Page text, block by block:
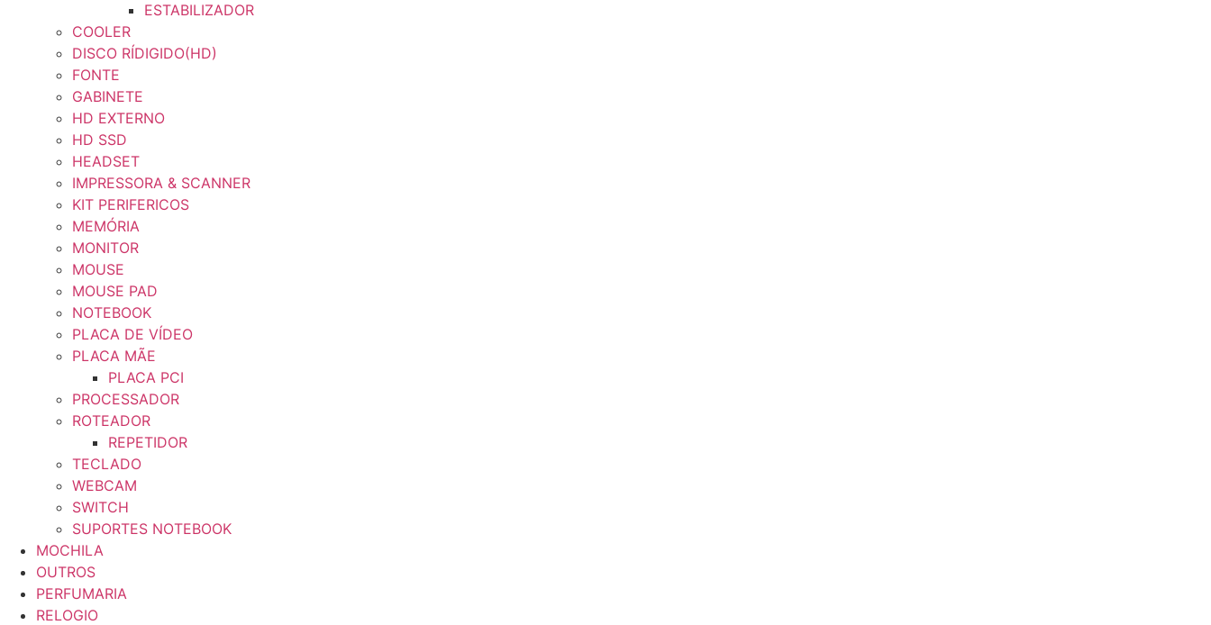
ESTABILIZADOR
COOLER
DISCO RÍDIGIDO(HD)
FONTE
GABINETE
HD EXTERNO
HD SSD
HEADSET
IMPRESSORA & SCANNER
KIT PERIFERICOS
MEMÓRIA
MONITOR
MOUSE
MOUSE PAD
NOTEBOOK
PLACA DE VÍDEO
PLACA MÃE
PLACA PCI
PROCESSADOR
ROTEADOR
REPETIDOR
TECLADO
WEBCAM
SWITCH
SUPORTES NOTEBOOK
MOCHILA
OUTROS
PERFUMARIA
RELOGIO